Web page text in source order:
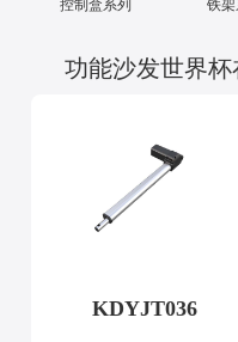
控制盒系列 铁架
功能沙发世界
KDYJT036